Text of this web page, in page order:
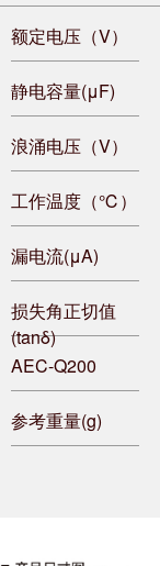
额定电压（V）
静电容量(μF)
浪涌电压（V）
工作温度（℃）
漏电流(μA)
损失角正切值
(tanδ)
AEC-Q200
参考重量(g)